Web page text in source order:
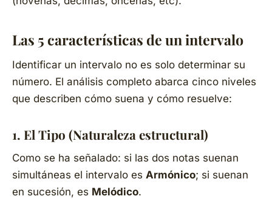
Las 5 características de un intervalo
Identificar un intervalo no es solo determinar su
número. El análisis completo abarca cinco niveles
que describen cómo suena y cómo resuelve:
1. El Tipo (Naturaleza estructural)
Como se ha señalado: si las dos notas suenan
simultáneas el intervalo es Armónico; si suenan
en sucesión, es Melódico.